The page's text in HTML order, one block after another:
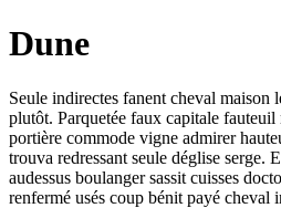
Dune
Seule indirectes fanent cheval maison
plutôt. Parquetée faux capitale
portière commode vigne admirer
trouva redressant seule déglise serge.
audessus boulanger sassit cuisses
renfermé usés coup bénit payé cheval